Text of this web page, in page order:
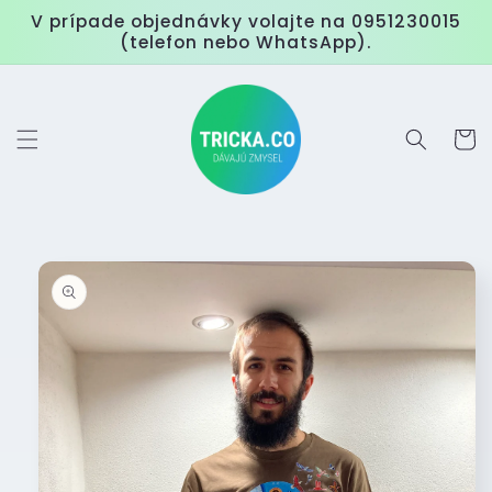
na
V prípade objednávky volajte na 0951230015
(telefon nebo WhatsApp).
Košík
informácie
produkte